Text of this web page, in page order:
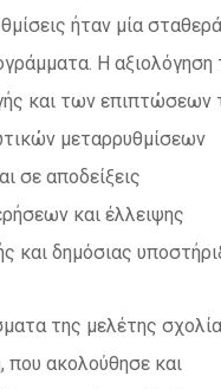
ήταν μία
Η αξιολόγηση
και των επιπτώσεων
μεταρρυθμίσεων
σε αποδείξεις
και έλλειψης
και δημόσιας
της μελέτης
που ακολούθησε και